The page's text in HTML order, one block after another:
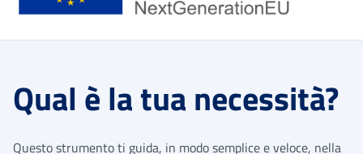
Qual è la tua necessità?
Questo strumento ti guida, in modo semplice e veloce, nella